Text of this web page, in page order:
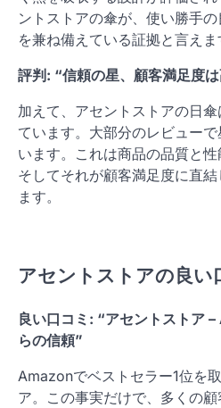
ントストアの傘が、使い勝手
を兼ね備えている証拠と言えま
評判: “信頼の星、顧客満足度
加えて、アセントストアの日
ています。大部分のレビュー
います。これは商品の品質と性
そしてそれが顧客満足度に直
ます。
アセントストアの良い
良い口コミ: “アセントストア
らの信頼”
Amazonでベストセラー1位を
ア。この事実だけで、多くの